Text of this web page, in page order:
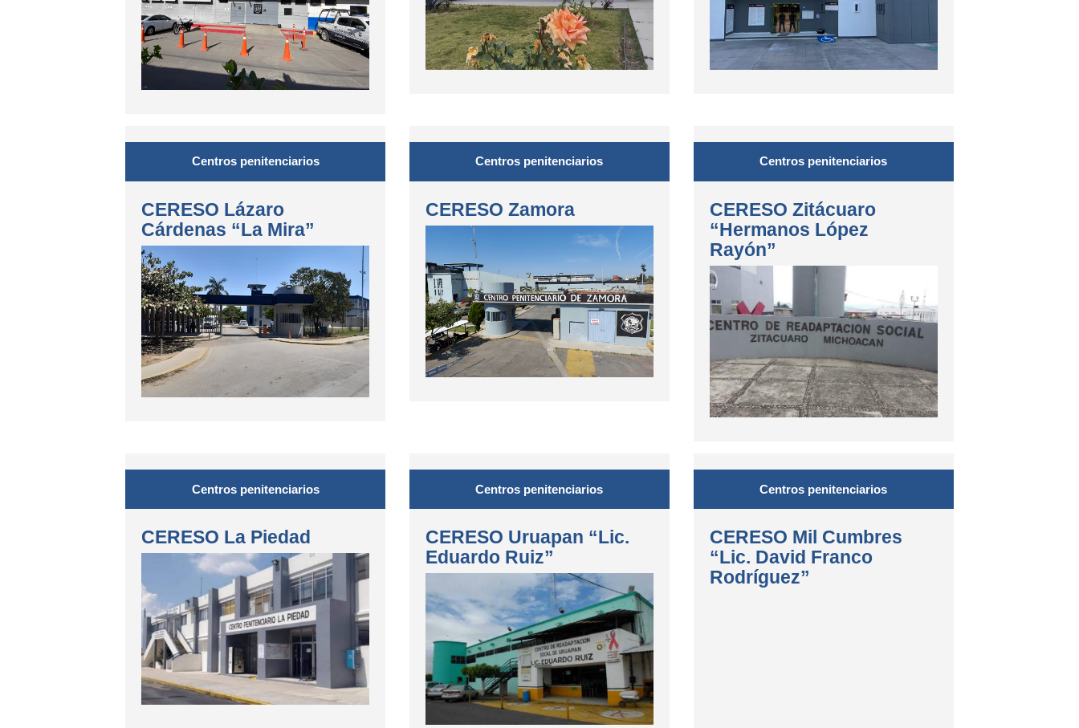
Centros penitenciarios
CERESO Lázaro
Cárdenas “La Mira”
Centros penitenciarios
CERESO Zamora
Centros penitenciarios
CERESO Zitácuaro
“Hermanos López
Rayón”
Centros penitenciarios
CERESO La Piedad
Centros penitenciarios
CERESO Uruapan “Lic.
Eduardo Ruiz”
Centros penitenciarios
CERESO Mil Cumbres
“Lic. David Franco
Rodríguez”